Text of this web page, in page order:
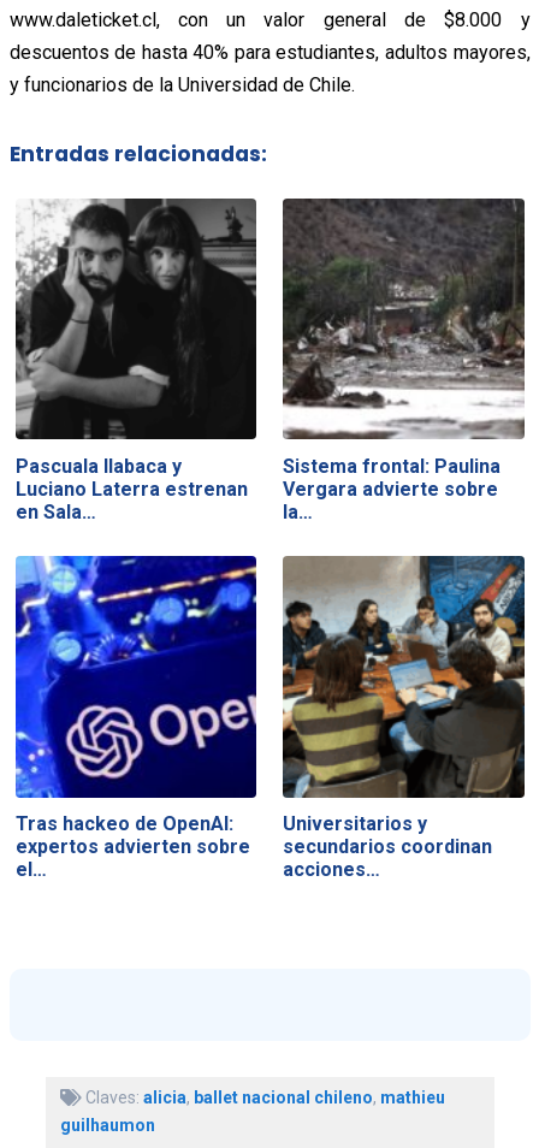
www.daleticket.cl, con un valor general de $8.000 y
descuentos de hasta 40% para estudiantes, adultos mayores,
y funcionarios de la Universidad de Chile.
Entradas relacionadas:
Pascuala Ilabaca y
Luciano Laterra estrenan
en Sala…
Sistema frontal: Paulina
Vergara advierte sobre
la…
Tras hackeo de OpenAI:
expertos advierten sobre
el…
Universitarios y
secundarios coordinan
acciones…
Claves: alicia, ballet nacional chileno, mathieu
guilhaumon